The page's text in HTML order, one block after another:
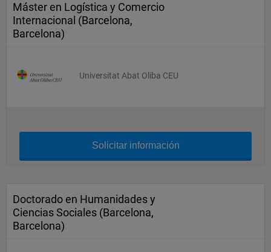
Máster en Logística y Comercio
Internacional (Barcelona,
Barcelona)
Universitat Abat Oliba CEU
Solicitar información
Doctorado en Humanidades y
Ciencias Sociales (Barcelona,
Barcelona)